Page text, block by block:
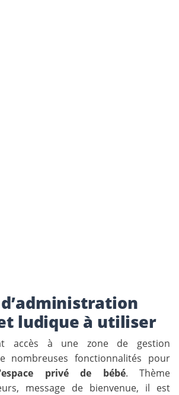
ludique à utiliser
accès à une zone de gestion
nombreuses fonctionnalités pour
privé de bébé. Thème
message de bienvenue, il est